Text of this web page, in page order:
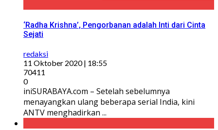
‘Radha Krishna’, Pengorbanan adalah Inti dari Cinta
Sejati
redaksi
11 Oktober 2020 | 18:55
70411
0
iniSURABAYA.com – Setelah sebelumnya
menayangkan ulang beberapa serial India, kini
ANTV menghadirkan ...